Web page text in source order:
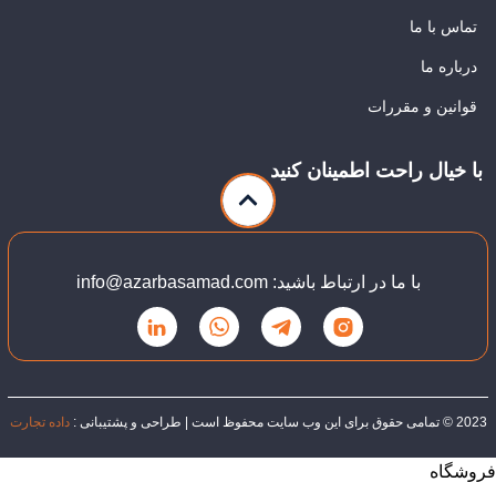
تماس با ما
درباره ما
قوانین و مقررات
با خیال راحت اطمینان کنید
با ما در ارتباط باشید: info@azarbasamad.com
2023 © تمامی حقوق برای این وب سایت محفوظ است | طراحی و پشتیبانی : داده تجارت
فروشگاه